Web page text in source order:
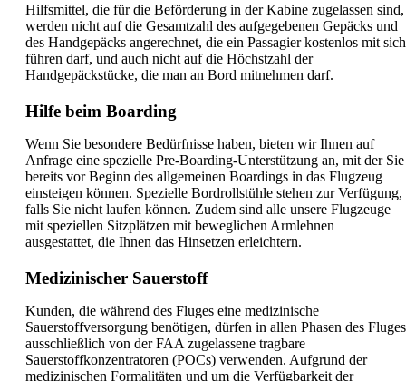
Hilfsmittel, die für die Beförderung in der Kabine zugelassen sind,
werden nicht auf die Gesamtzahl des aufgegebenen Gepäcks und
des Handgepäcks angerechnet, die ein Passagier kostenlos mit sich
führen darf, und auch nicht auf die Höchstzahl der
Handgepäckstücke, die man an Bord mitnehmen darf.
Hilfe beim Boarding
Wenn Sie besondere Bedürfnisse haben, bieten wir Ihnen auf
Anfrage eine spezielle Pre-Boarding-Unterstützung an, mit der Sie
bereits vor Beginn des allgemeinen Boardings in das Flugzeug
einsteigen können. Spezielle Bordrollstühle stehen zur Verfügung,
falls Sie nicht laufen können. Zudem sind alle unsere Flugzeuge
mit speziellen Sitzplätzen mit beweglichen Armlehnen
ausgestattet, die Ihnen das Hinsetzen erleichtern.
Medizinischer Sauerstoff
Kunden, die während des Fluges eine medizinische
Sauerstoffversorgung benötigen, dürfen in allen Phasen des Fluges
ausschließlich von der FAA zugelassene tragbare
Sauerstoffkonzentratoren (POCs) verwenden. Aufgrund der
medizinischen Formalitäten und um die Verfügbarkeit der